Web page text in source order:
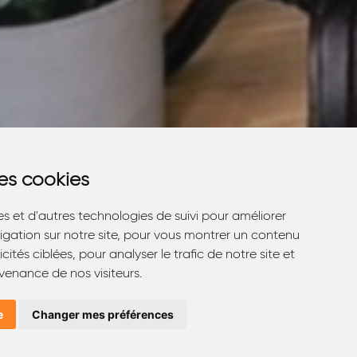
cookies
et d'autres technologies de suivi pour améliorer
sur notre site, pour vous montrer un contenu
ciblées, pour analyser le trafic de notre site et
de nos visiteurs.
Changer mes préférences
cookies
et d'autres technologies de suivi pour améliorer
sur notre site, pour vous montrer un contenu
ciblées, pour analyser le trafic de notre site et
de nos visiteurs.
Changer mes préférences